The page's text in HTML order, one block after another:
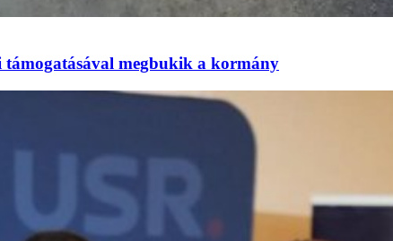
támogatásával megbukik a kormány